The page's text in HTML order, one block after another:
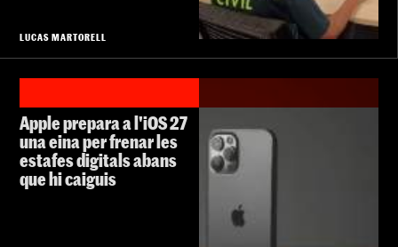
LUCAS MARTORELL
Apple prepara a l'iOS 27
una eina per frenar les
estafes digitals abans
que hi caiguis